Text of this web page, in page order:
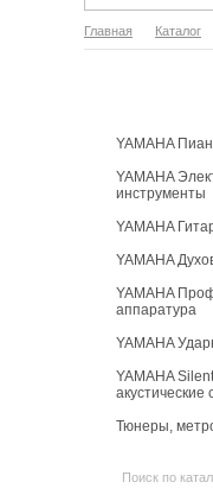
Главная Каталог
YAMAHA
YAMAHA
инструменты
YAMAHA
YAMAHA
YAMAHA
аппаратура
YAMAHA
YAMAHA
акустические
Тюнеры,